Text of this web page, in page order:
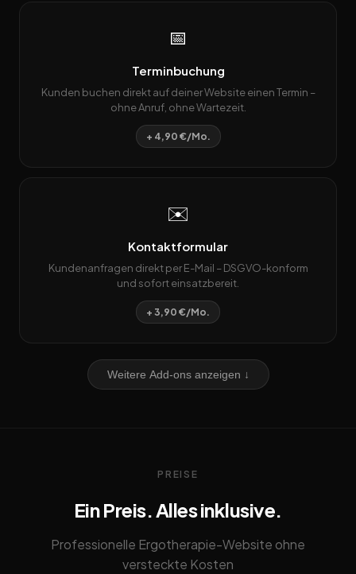
📅
Terminbuchung
Kunden buchen direkt auf deiner Website einen Termin –
ohne Anruf, ohne Wartezeit.
+ 4,90 €/Mo.
✉️
Kontaktformular
Kundenanfragen direkt per E-Mail – DSGVO-konform
und sofort einsatzbereit.
+ 3,90 €/Mo.
Weitere Add-ons anzeigen ↓
PREISE
Ein Preis. Alles inklusive.
Professionelle Ergotherapie-Website ohne
versteckte Kosten